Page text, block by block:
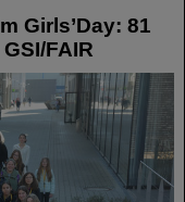
Girls’Day: 81
FAIR